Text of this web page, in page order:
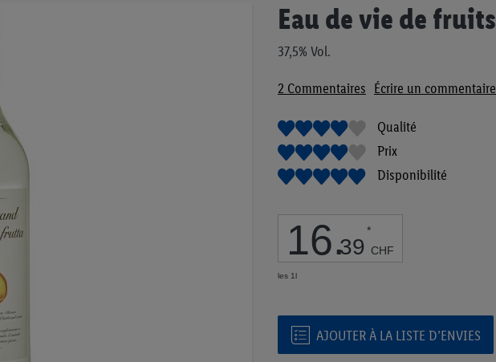
Eau de vie de fruits
37,5% Vol.
2 Commentaires Écrire un commentaire
Qualité
Prix
Disponibilité
16.39
*
CHF
les 1l
AJOUTER À LA LISTE D’ENVIES
Passer
début
Galerie